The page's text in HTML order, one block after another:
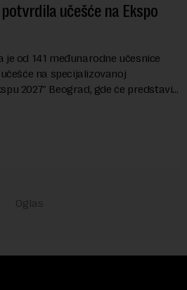
učešće na Ekspo
je od 141 međunarodne učesnice
na specijalizovanoj
2027" Beograd, gde će predstaviti